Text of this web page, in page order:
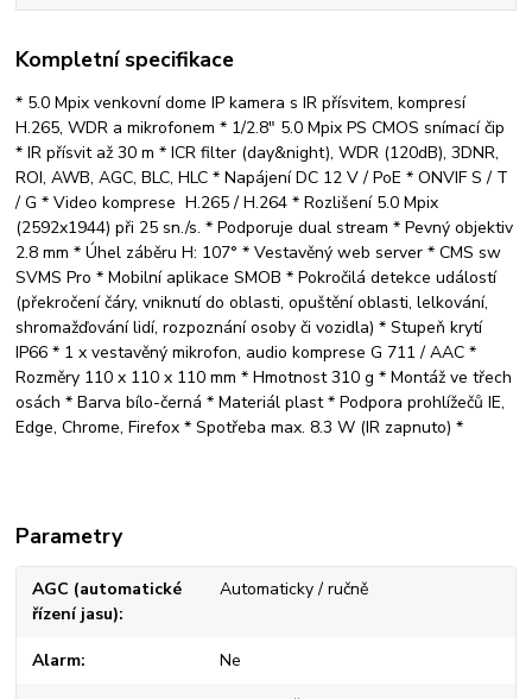
Kompletní specifikace
* 5.0 Mpix venkovní dome IP kamera s IR přísvitem, kompresí
H.265, WDR a mikrofonem * 1/2.8" 5.0 Mpix PS CMOS snímací čip
* IR přísvit až 30 m * ICR filter (day&night), WDR (120dB), 3DNR,
ROI, AWB, AGC, BLC, HLC * Napájení DC 12 V / PoE * ONVIF S / T
/ G * Video komprese H.265 / H.264 * Rozlišení 5.0 Mpix
(2592x1944) při 25 sn./s. * Podporuje dual stream * Pevný objektiv
2.8 mm * Úhel záběru H: 107° * Vestavěný web server * CMS sw
SVMS Pro * Mobilní aplikace SMOB * Pokročilá detekce událostí
(překročení čáry, vniknutí do oblasti, opuštění oblasti, lelkování,
shromažďování lidí, rozpoznání osoby či vozidla) * Stupeň krytí
IP66 * 1 x vestavěný mikrofon, audio komprese G 711 / AAC *
Rozměry 110 x 110 x 110 mm * Hmotnost 310 g * Montáž ve třech
osách * Barva bílo-černá * Materiál plast * Podpora prohlížečů IE,
Edge, Chrome, Firefox * Spotřeba max. 8.3 W (IR zapnuto) *
Parametry
AGC (automatické
řízení jasu)
Automaticky / ručně
Alarm Ne